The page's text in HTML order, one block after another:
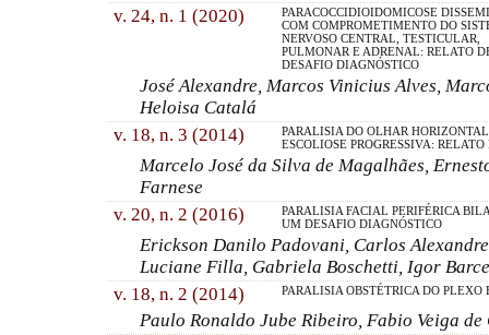
v. 24, n. 1 (2020)
PARACOCCIDIOIDOMICOSE
COM COMPROMETIMENTO DO
NERVOSO CENTRAL, TESTICULAR,
PULMONAR E ADRENAL: RELATO
DESAFIO DIAGNÓSTICO
José Alexandre, Marcos Vinicius Alves,
Heloisa Catalá
v. 18, n. 3 (2014)
PARALISIA DO OLHAR
ESCOLIOSE PROGRESSIVA: RELATO
Marcelo José da Silva de Magalhães,
Farnese
v. 20, n. 2 (2016)
PARALISIA FACIAL PERIFÉRICA
UM DESAFIO DIAGNÓSTICO
Erickson Danilo Padovani, Carlos
Luciane Filla, Gabriela Boschetti, Igor
v. 18, n. 2 (2014)
PARALISIA OBSTÉTRICA DO PLEXO
Paulo Ronaldo Jube Ribeiro, Fabio Veiga